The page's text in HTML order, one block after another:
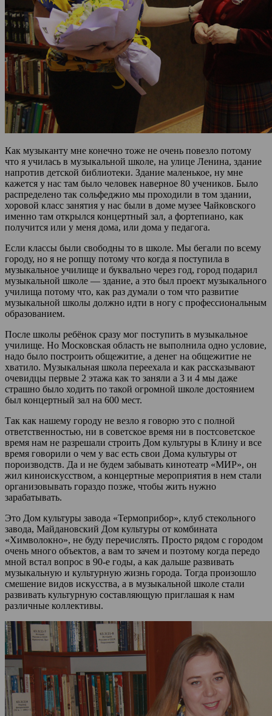
Как музыканту мне конечно тоже не очень повезло потому
что я училась в музыкальной школе, на улице Ленина, здание
напротив детской библиотеки. Здание маленькое, ну мне
кажется у нас там было человек наверное 80 учеников. Было
распределено так сольфеджио мы проходили в том здании,
хоровой класс занятия у нас были в доме музее Чайковского
именно там открылся концертный зал, а фортепиано, как
получится или у меня дома, или дома у педагога.
Если классы были свободны то в школе. Мы бегали по всему
городу, но я не ропщу потому что когда я поступила в
музыкальное училище и буквально через год, город подарил
музыкальной школе — здание, а это был проект музыкального
училища потому что, как раз думали о том что развитие
музыкальной школы должно идти в ногу с профессиональным
образованием.
После школы ребёнок сразу мог поступить в музыкальное
училище. Но Московская область не выполнила одно условие,
надо было построить общежитие, а денег на общежитие не
хватило. Музыкальная школа переехала и как рассказывают
очевидцы первые 2 этажа как то заняли а 3 и 4 мы даже
страшно было ходить по такой огромной школе достоянием
был концертный зал на 600 мест.
Так как нашему городу не везло я говорю это с полной
ответственностью, ни в советское время ни в постсоветское
время нам не разрешали строить Дом культуры в Клину и все
время говорили о чем у вас есть свои Дома культуры от
пороизводств. Да и не будем забывать кинотеатр «МИР», он
жил киноискусством, а концертные мероприятия в нем стали
организовывать гораздо позже, чтобы жить нужно
зарабатывать.
Это Дом культуры завода «Термоприбор», клуб стекольного
завода, Майдановский Дом культуры от комбината
«Химволокно», не буду перечислять. Просто рядом с городом
очень много объектов, а вам то зачем и поэтому когда передо
мной встал вопрос в 90-е годы, а как дальше развивать
музыкальную и культурную жизнь города. Тогда произошло
смешение видов искусства, а в музыкальной школе стали
развивать культурную составляющую приглашая к нам
различные коллективы.